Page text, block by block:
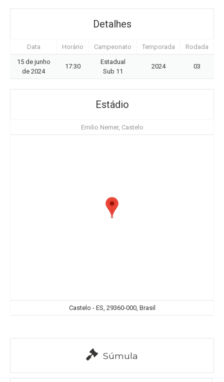
Detalhes
Data Horário Campeonato Temporada
Rodada
15 de junho
de 2024
17:30
Estadual
Sub 11
2024 03
Estádio
Emilio Nemer, Castelo
Castelo - ES, 29360-000, Brasil
Súmula